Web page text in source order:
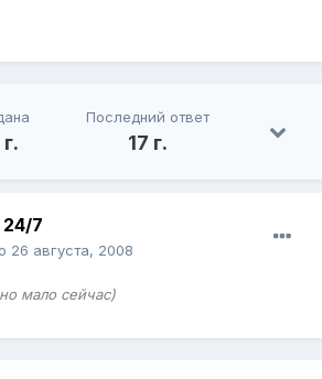
Последний ответ
17 г.
7
26 августа, 2008
мало сейчас)